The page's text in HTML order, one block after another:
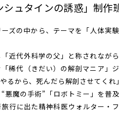
シュタインの誘惑」制作
ズの中から、テーマを「人体実
近代外科学の父」と称されなが
稀代（きだい）の解剖マニア」
るから、死んだら解剖させてくれ
魔の手術”「ロボトミー」を普
行に出た精神科医ウォルター・